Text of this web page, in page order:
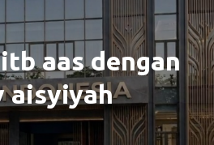
aas dengan
aisyiyah